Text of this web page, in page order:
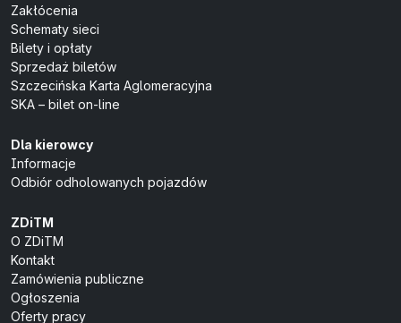
Zakłócenia
Schematy sieci
Bilety i opłaty
Sprzedaż biletów
Szczecińska Karta Aglomeracyjna
SKA – bilet on-line
Dla kierowcy
Informacje
Odbiór odholowanych pojazdów
ZDiTM
O ZDiTM
Kontakt
Zamówienia publiczne
Ogłoszenia
Oferty pracy